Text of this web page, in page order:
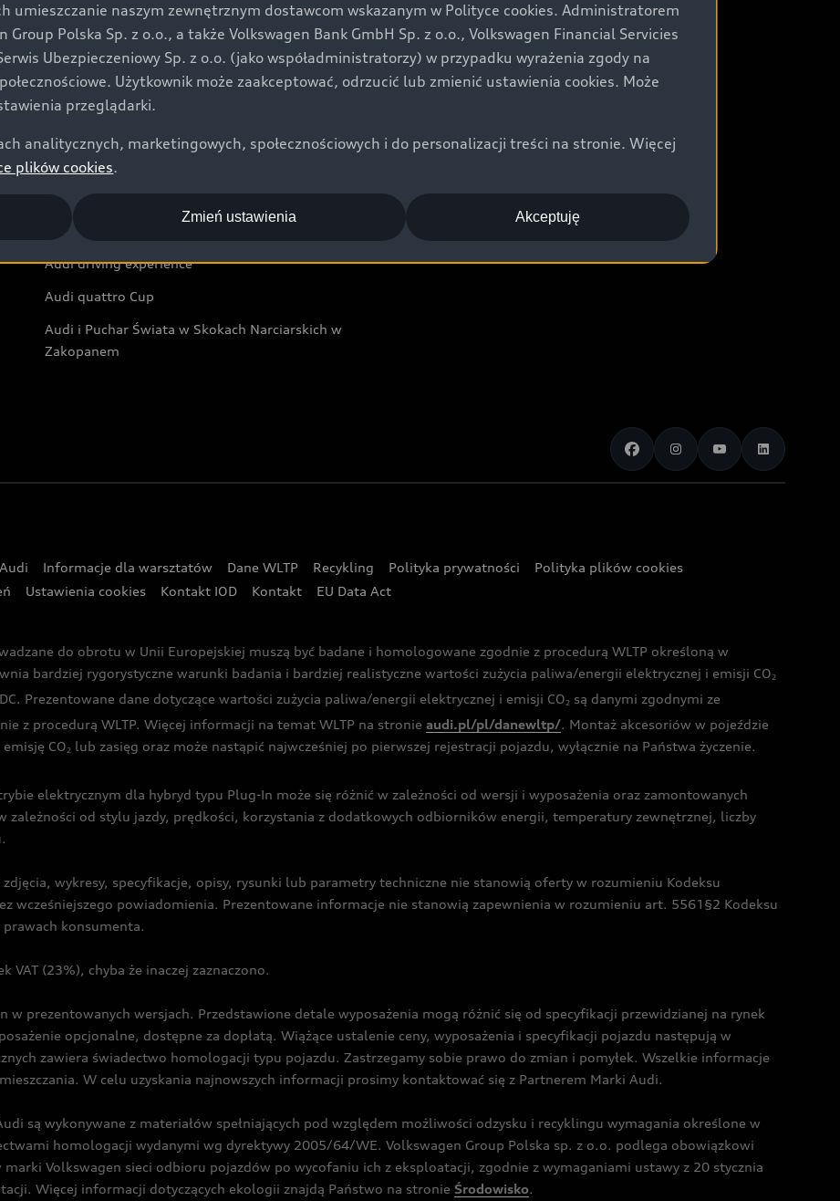
Świat Audi
Aktualności i historie postępu
Audi Nuvolari
Audi Sport Festiwal
Audi i Muzeum Sztuki Nowoczesnej w Warszawie
Audi driving experience
Audi quattro Cup
Audi i Puchar Świata w Skokach Narciarskich w
Zakopanem
Informacje dla warsztatów Dane WLTP Recykling Polityka prywatności
Polityka plików cookies
Ustawienia cookies Kontakt IOD Kontakt EU Data Act
do obrotu w Unii Europejskiej muszą być badane i homologowane zgodnie z procedurą WLTP określoną w
bardziej rygorystyczne warunki badania i bardziej realistyczne wartości zużycia paliwa/energii elektrycznej i emisji CO2
Prezentowane dane dotyczące wartości zużycia paliwa/energii elektrycznej i emisji CO2 są danymi zgodnymi ze
z procedurą WLTP. Więcej informacji na temat WLTP na stronie audi.pl/pl/danewltp/. Montaż akcesoriów w pojeździe
CO2 lub zasięg oraz może nastąpić najwcześniej po pierwszej rejestracji pojazdu, wyłącznie na Państwa życzenie.
elektrycznym dla hybryd typu Plug-In może się różnić w zależności od wersji i wyposażenia oraz zamontowanych
zależności od stylu jazdy, prędkości, korzystania z dodatkowych odbiorników energii, temperatury zewnętrznej, liczby
wykresy, specyfikacje, opisy, rysunki lub parametry techniczne nie stanowią oferty w rozumieniu Kodeksu
wcześniejszego powiadomienia. Prezentowane informacje nie stanowią zapewnienia w rozumieniu art. 5561§2 Kodeksu
konsumenta.
(23%), chyba że inaczej zaznaczono.
w prezentowanych wersjach. Przedstawione detale wyposażenia mogą różnić się od specyfikacji przewidzianej na rynek
opcjonalne, dostępne za dopłatą. Wiążące ustalenie ceny, wyposażenia i specyfikacji pojazdu następują w
zawiera świadectwo homologacji typu pojazdu. Zastrzegamy sobie prawo do zmian i pomyłek. Wszelkie informacje
W celu uzyskania najnowszych informacji prosimy kontaktować się z Partnerem Marki Audi.
są wykonywane z materiałów spełniających pod względem możliwości odzysku i recyklingu wymagania określone w
homologacji wydanymi wg dyrektywy 2005/64/WE. Volkswagen Group Polska sp. z o.o. podlega obowiązkowi
Volkswagen sieci odbioru pojazdów po wycofaniu ich z eksploatacji, zgodnie z wymaganiami ustawy z 20 stycznia
Więcej informacji dotyczących ekologii znajdą Państwo na stronie Środowisko.
umieszczanie naszym zewnętrznym dostawcom wskazanym w Polityce cookies. Administratorem
Polska Sp. z o.o., a także Volkswagen Bank GmbH Sp. z o.o., Volkswagen Financial Servicies
Ubezpieczeniowy Sp. z o.o. (jako współadministratorzy) w przypadku wyrażenia zgody na
Użytkownik może zaakceptować, odrzucić lub zmienić ustawienia cookies. Może
przeglądarki.
analitycznych, marketingowych, społecznościowych i do personalizacji treści na stronie. Więcej
plików cookies.
Akceptuję
Zmień ustawienia